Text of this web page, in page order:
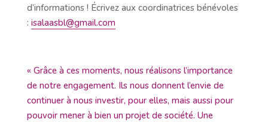
d’informations ! Écrivez aux coordinatrices bénévoles
: isalaasbl@gmail.com
« Grâce à ces moments, nous réalisons l’importance
de notre engagement. Ils nous donnent l’envie de
continuer à nous investir, pour elles, mais aussi pour
pouvoir mener à bien un projet de société. Une